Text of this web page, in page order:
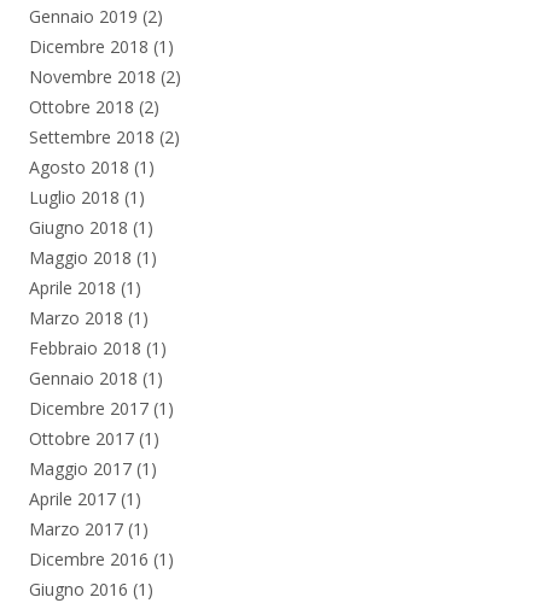
Gennaio 2019 (2)
Dicembre 2018 (1)
Novembre 2018 (2)
Ottobre 2018 (2)
Settembre 2018 (2)
Agosto 2018 (1)
Luglio 2018 (1)
Giugno 2018 (1)
Maggio 2018 (1)
Aprile 2018 (1)
Marzo 2018 (1)
Febbraio 2018 (1)
Gennaio 2018 (1)
Dicembre 2017 (1)
Ottobre 2017 (1)
Maggio 2017 (1)
Aprile 2017 (1)
Marzo 2017 (1)
Dicembre 2016 (1)
Giugno 2016 (1)